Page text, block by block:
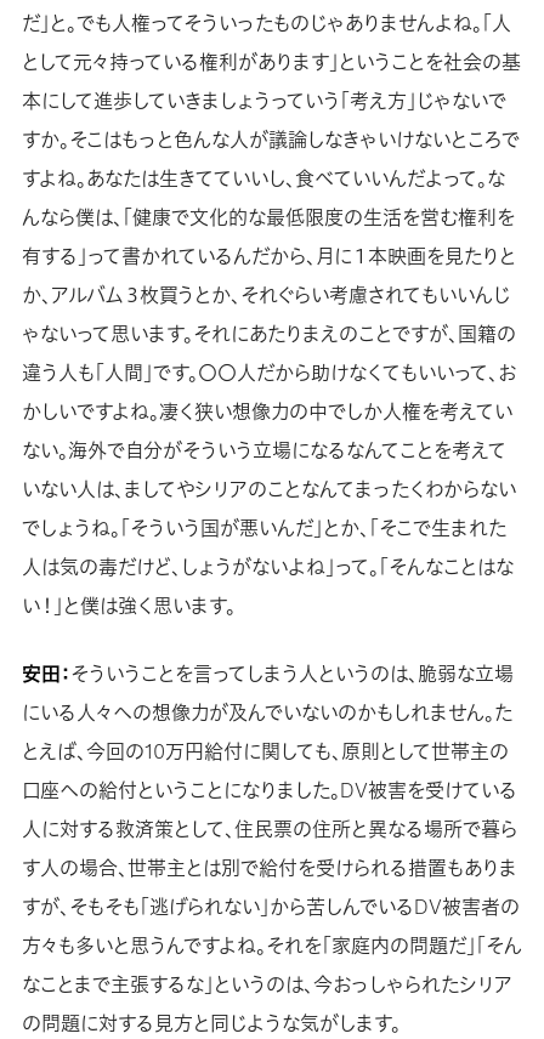
だ」と。でも人権ってそういったものじゃありませんよね。「人
として元々持っている権利があります」ということを社会の基
本にして進歩していきましょうっていう「考え方」じゃないで
すか。そこはもっと色んな人が議論しなきゃいけないところで
すよね。あなたは生きてていいし、食べていいんだよって。な
んなら僕は、「健康で文化的な最低限度の生活を営む権利を
有する」って書かれているんだから、月に１本映画を見たりと
か、アルバム３枚買うとか、それぐらい考慮されてもいいんじ
ゃないって思います。それにあたりまえのことですが、国籍の
違う人も「人間」です。〇〇人だから助けなくてもいいって、お
かしいですよね。凄く狭い想像力の中でしか人権を考えてい
ない。海外で自分がそういう立場になるなんてことを考えて
いない人は、ましてやシリアのことなんてまったくわからない
でしょうね。「そういう国が悪いんだ」とか、「そこで生まれた
人は気の毒だけど、しょうがないよね」って。「そんなことはな
い！」と僕は強く思います。
安田：そういうことを言ってしまう人というのは、脆弱な立場
にいる人々への想像力が及んでいないのかもしれません。た
とえば、今回の10万円給付に関しても、原則として世帯主の
口座への給付ということになりました。DV被害を受けている
人に対する救済策として、住民票の住所と異なる場所で暮ら
す人の場合、世帯主とは別で給付を受けられる措置もありま
すが、そもそも「逃げられない」から苦しんでいるDV被害者の
方々も多いと思うんですよね。それを「家庭内の問題だ」「そん
なことまで主張するな」というのは、今おっしゃられたシリア
の問題に対する見方と同じような気がします。